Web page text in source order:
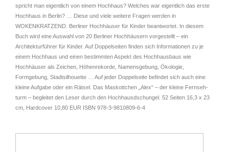
spricht man eigentlich von einem Hochhaus? Welches war eigentlich das erste
Hochhaus in Berlin? … Diese und viele weitere Fragen werden in
WOKENKRATZEND. Berliner Hochhäuser für Kinder beantwortet. In diesem
Buch wird eine Auswahl von 20 Berliner Hochhäusern vorgestellt – ein
Architekturführer für Kinder. Auf Doppelseiten finden sich Informationen zu je
einem Hochhaus und einen bestimmten Aspekt des Hochhaus­baus wie
Hochhäuser als Zeichen, Höhenrekorde, Namens­gebung, Ökologie,
Formgebung, Stadtsilhouette … Auf jeder Doppelseite befindet sich auch eine
kleine Aufgabe oder ein Rätsel. Das Maskottchen „Alex“ – der kleine Fernseh­
turm – begleitet den Leser durch den Hochhausdschungel. 52 Seiten 16,3 x 23
cm, Hardcover 10,80 EUR ISBN 978-3-9810809-6-4